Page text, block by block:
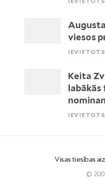
viesos
Keita
Visas tiesības
©